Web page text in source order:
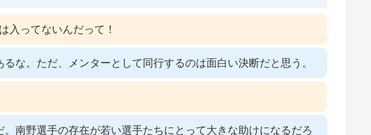
入ってないんだって！
な。ただ、メンターとして同行するのは面白い決断だと思う。
南野選手の存在が若い選手たちにとって大きな助けになるだろ